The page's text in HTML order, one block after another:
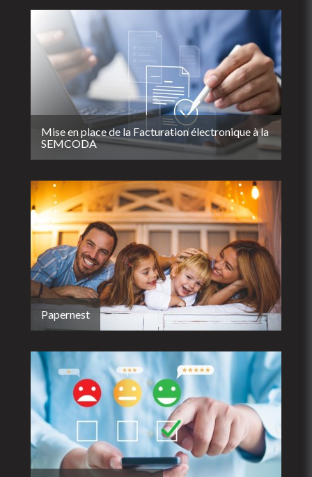
Mise en place de la Facturation électronique à la
SEMCODA
Papernest